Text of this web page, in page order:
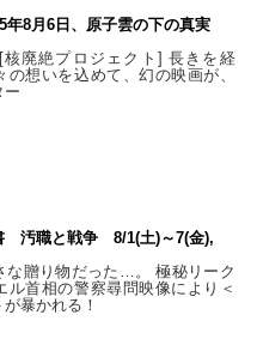
年8月6日、原子雲の下の真実
廃絶プロジェクト] 長きを経
の想いを込めて、幻の映画が、
ー
汚職と戦争 8/1(土)～7(金),
な贈り物だった…。 極秘リーク
ル首相の警察尋問映像により＜
暴かれる！